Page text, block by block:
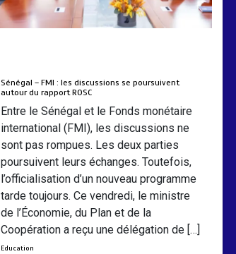
Sénégal – FMI : les discussions se poursuivent
autour du rapport ROSC
Entre le Sénégal et le Fonds monétaire
international (FMI), les discussions ne
sont pas rompues. Les deux parties
poursuivent leurs échanges. Toutefois,
l’officialisation d’un nouveau programme
tarde toujours. Ce vendredi, le ministre
de l’Économie, du Plan et de la
Coopération a reçu une délégation de […]
Education